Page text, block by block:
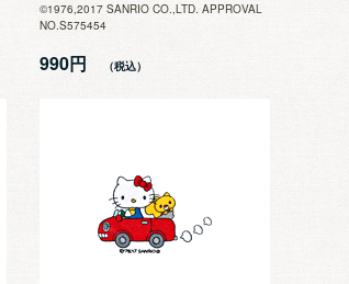
©1976,2017 SANRIO CO.,LTD. APPROVAL
NO.S575454
990円